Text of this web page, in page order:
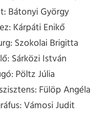
Bátonyi György
Kárpáti Enikő
Szokolai Brigitta
Sárközi István
Pöltz Júlia
Fülöp Angéla
Vámosi Judit